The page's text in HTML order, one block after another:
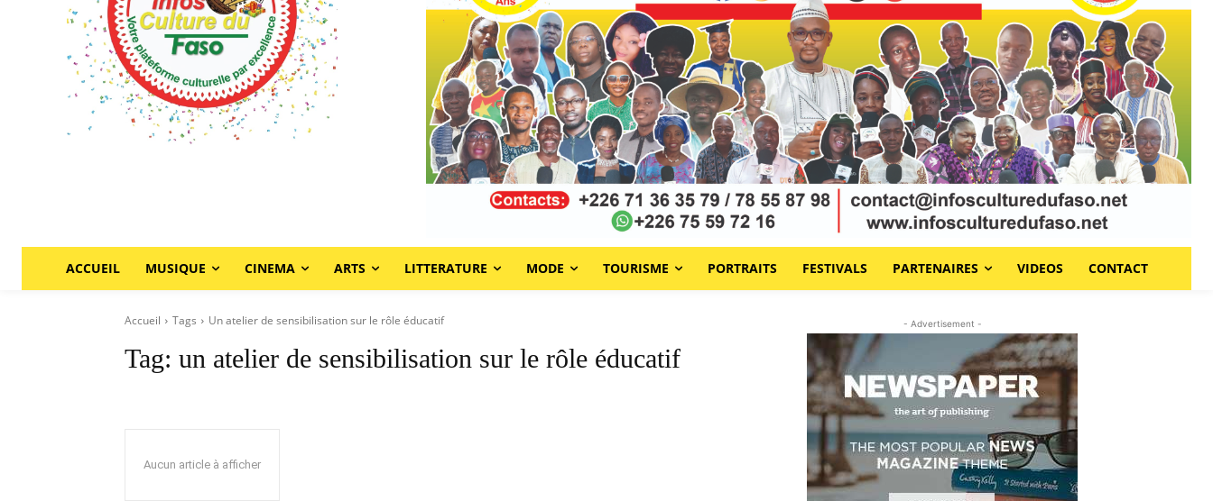
ACCUEIL MUSIQUE CINEMA ARTS LITTERATURE MODE TOURISME PORTRAITS FESTIVALS PARTENAIRES VIDEOS CONTACT
Accueil Tags Un atelier de sensibilisation sur le rôle éducatif
Tag: un atelier de sensibilisation sur le rôle éducatif
Aucun article à afficher
- Advertisement -